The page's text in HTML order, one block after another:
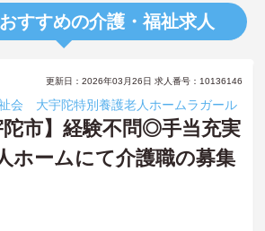
すすめの介護・福祉求人
更新日：2026年03月26日 求人番号：10136146
会 大宇陀特別養護老人ホームラガール
陀市】経験不問◎手当充実
ホームにて介護職の募集